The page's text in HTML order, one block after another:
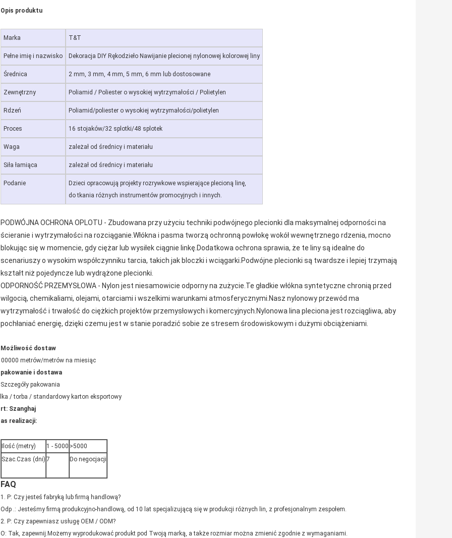
Opis produktu
Marka T&T
Pełne imię i nazwisko Dekoracja DIY Rękodzieło Nawijanie plecionej nylonowej kolorowej liny
Średnica 2 mm, 3 mm, 4 mm, 5 mm, 6 mm lub dostosowane
Zewnętrzny Poliamid / Poliester o wysokiej wytrzymałości / Polietylen
Rdzeń Poliamid/poliester o wysokiej wytrzymałości/polietylen
Proces 16 stojaków/32 splotki/48 splotek
Waga zależał od średnicy i materiału
Siła łamiąca zależał od średnicy i materiału
Podanie
Dzieci opracowują projekty rozrywkowe wspierające plecioną linę,
do tkania różnych instrumentów promocyjnych i innych.
PODWÓJNA OCHRONA OPLOTU - Zbudowana przy użyciu techniki podwójnego plecionki dla maksymalnej odporności na
ścieranie i wytrzymałości na rozciąganie.Włókna i pasma tworzą ochronną powłokę wokół wewnętrznego rdzenia, mocno
blokując się w momencie, gdy ciężar lub wysiłek ciągnie linkę.Dodatkowa ochrona sprawia, że ​​te liny są idealne do
scenariuszy o wysokim współczynniku tarcia, takich jak bloczki i wciągarki.Podwójne plecionki są twardsze i lepiej trzymają
kształt niż pojedyncze lub wydrążone plecionki.
ODPORNOŚĆ PRZEMYSŁOWA - Nylon jest niesamowicie odporny na zużycie.Te gładkie włókna syntetyczne chronią przed
wilgocią, chemikaliami, olejami, otarciami i wszelkimi warunkami atmosferycznymi.Nasz nylonowy przewód ma
wytrzymałość i trwałość do ciężkich projektów przemysłowych i komercyjnych.Nylonowa lina pleciona jest rozciągliwa, aby
pochłaniać energię, dzięki czemu jest w stanie poradzić sobie ze stresem środowiskowym i dużymi obciążeniami.
Możliwość dostaw
metrów/metrów na miesiąc
pakowanie i dostawa
Szczegóły pakowania
/ torba / standardowy karton eksportowy
Szanghaj
realizacji:
Ilość (metry) 1 - 5000 >5000
Szac.Czas (dni) 7 Do negocjacji
FAQ
1. P: Czy jesteś fabryką lub firmą handlową?
Odp .: Jesteśmy firmą produkcyjno-handlową, od 10 lat specjalizującą się w produkcji różnych lin, z profesjonalnym zespołem.
2. P: Czy zapewniasz usługę OEM / ODM?
O: Tak, zapewnij.Możemy wyprodukować produkt pod Twoją marką, a także rozmiar można zmienić zgodnie z wymaganiami.